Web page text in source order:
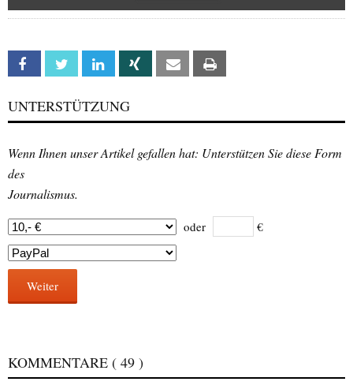
Facebook Twitter Linkedin Xing Email
UNTERSTÜTZUNG
Wenn Ihnen unser Artikel gefallen hat: Unterstützen Sie diese Form
des
Journalismus.
oder €
Weiter
KOMMENTARE ( 49 )